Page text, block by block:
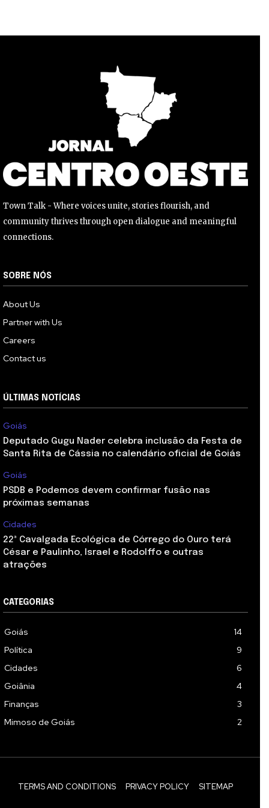
INSCREVER
Li e aceito aPolítica de Privacidade
Town Talk - Where voices unite, stories flourish, and
community thrives through open dialogue and meaningful
connections.
SOBRE NÓS
About Us
Partner with Us
Careers
Contact us
ÚLTIMAS NOTÍCIAS
Goiás
Deputado Gugu Nader celebra inclusão da Festa de
Santa Rita de Cássia no calendário oficial de Goiás
Goiás
PSDB e Podemos devem confirmar fusão nas
próximas semanas
Cidades
22ª Cavalgada Ecológica de Córrego do Ouro terá
César e Paulinho, Israel e Rodolffo e outras
atrações
CATEGORIAS
Goiás
14
Política
9
Cidades
6
Goiânia
4
Finanças
3
Mimoso de Goiás
2
TERMS AND CONDITIONS PRIVACY POLICY SITEMAP